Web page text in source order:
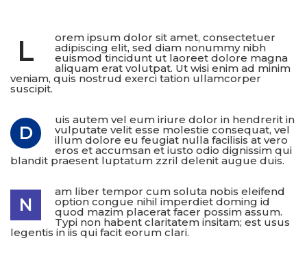
L orem ipsum dolor sit amet, consectetuer
adipiscing elit, sed diam nonummy nibh
euismod tincidunt ut laoreet dolore magna
aliquam erat volutpat. Ut wisi enim ad minim
veniam, quis nostrud exerci tation ullamcorper
suscipit.
D
uis autem vel eum iriure dolor in hendrerit in
vulputate velit esse molestie consequat, vel
illum dolore eu feugiat nulla facilisis at vero
eros et accumsan et iusto odio dignissim qui
blandit praesent luptatum zzril delenit augue duis.
N
am liber tempor cum soluta nobis eleifend
option congue nihil imperdiet doming id
quod mazim placerat facer possim assum.
Typi non habent claritatem insitam; est usus
legentis in iis qui facit eorum clari.